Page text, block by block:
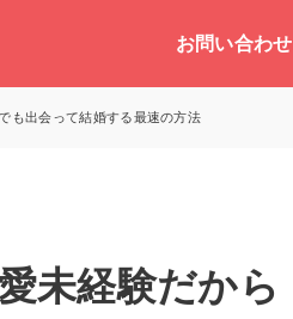
お問い合わせ
も出会って結婚する最速の方法
未経験だから